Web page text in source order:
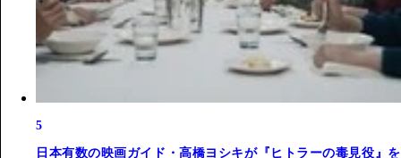
5
日本有数の映画ガイド・高橋ヨシキが『ヒトラーの毒見役』を